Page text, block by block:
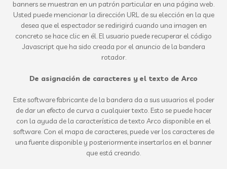
banners se muestran en un patrón particular en una página web.
Usted puede mencionar la dirección URL de su elección en la que
desea que el espectador se redirigirá cuando una imagen en
concreto se hace clic en él. El usuario puede recuperar el código
Javascript que ha sido creada por el anuncio de la bandera
rotador.
De asignación de caracteres y el texto de Arco
Este software fabricante de la bandera da a sus usuarios el poder
de dar un efecto de curva a cualquier texto. Esto se puede hacer
con la ayuda de la característica de texto Arco disponible en el
software. Con el mapa de caracteres, puede ver los caracteres de
una fuente disponible y posteriormente insertarlos en el banner
que está creando.